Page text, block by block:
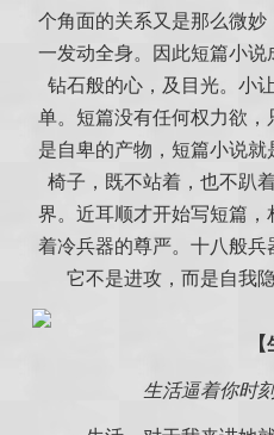
个角面的关系又是那么微
一发动全身。因此短篇小
钻石般的心，及目光。小
单。短篇没有任何权力欲
是自卑的产物，短篇小说
椅子，既不站着，也不趴
界。近耳顺才开始写短篇
着冷兵器的尊严。十八般
它不是进攻，而是自我
生活逼着你时